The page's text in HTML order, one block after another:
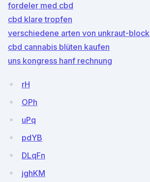
fordeler med cbd
cbd klare tropfen
verschiedene arten von unkraut-block
cbd cannabis blüten kaufen
uns kongress hanf rechnung
rH
OPh
uPq
pdYB
DLqFn
jghKM